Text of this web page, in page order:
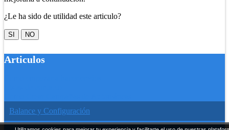
¿Le ha sido de utilidad este articulo?
SI NO
Articulos
Balance y Configuración
Historial de envíos